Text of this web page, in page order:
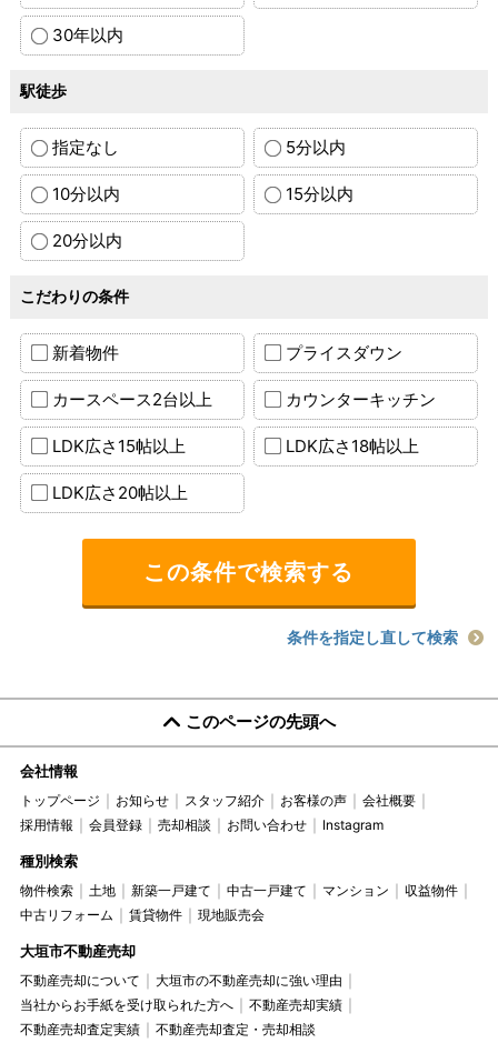
30年以内
駅徒歩
指定なし 5分以内
10分以内 15分以内
20分以内
こだわりの条件
新着物件 プライスダウン
カースペース2台以上 カウンターキッチン
LDK広さ15帖以上 LDK広さ18帖以上
LDK広さ20帖以上
条件を指定し直して検索
このページの先頭へ
会社情報
トップページ お知らせ スタッフ紹介 お客様の声
会社概要
採用情報
会員登録 売却相談 お問い合わせ Instagram
種別検索
物件検索 土地 新築一戸建て 中古一戸建て マンション
収益物件
中古リフォーム
賃貸物件 現地販売会
大垣市不動産売却
不動産売却について
大垣市の不動産売却に強い理由
当社からお手紙を受け取られた方へ
不動産売却実績
不動産売却査定実績
不動産売却査定・売却相談